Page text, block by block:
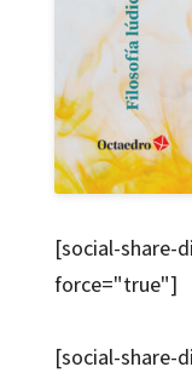
[social-share-
force="true"]
[social-share-